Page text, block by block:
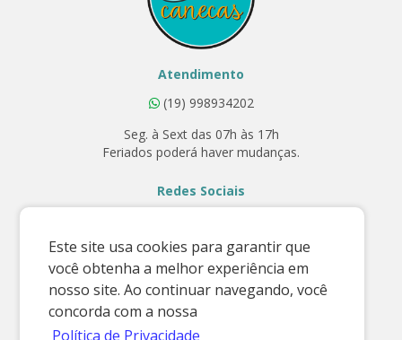
Este site usa cookies para garantir que
você obtenha a melhor experiência em
nosso site. Ao continuar navegando, você
concorda com a nossa
Política de Privacidade
Atendimento
(19) 998934202
Seg. à Sext das 07h às 17h
Feriados poderá haver mudanças.
Redes Sociais
Contato
E-mail: